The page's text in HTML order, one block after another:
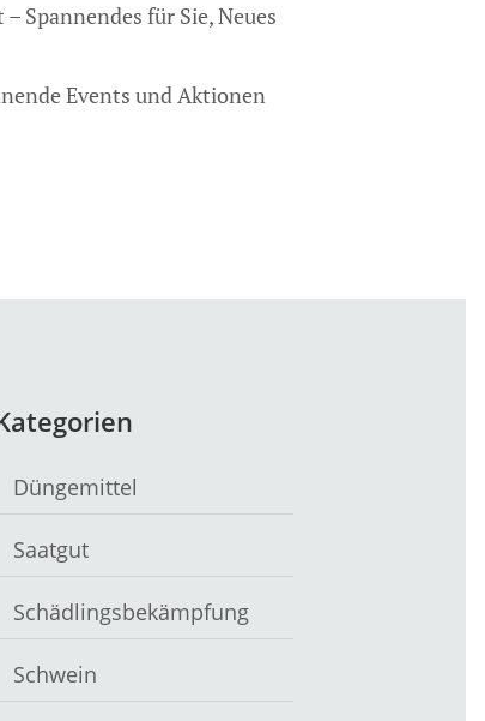
Spannendes für Sie, Neues
Events und Aktionen
Düngemittel
Saatgut
Schädlingsbekämpfung
Schwein